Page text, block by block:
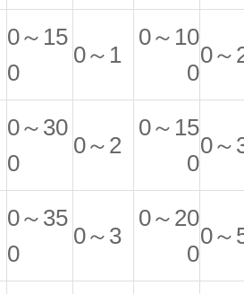
0～15
0
0～1
0～10
0
0～
0～30
0
0～2
0～15
0
0～
0～35
0
0～3
0～20
0
0～